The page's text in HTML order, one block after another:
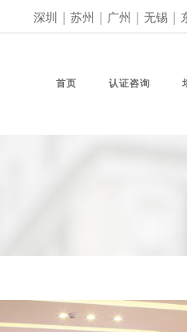
深圳 | 苏州 | 广州 | 无锡 |
首页 认证咨询